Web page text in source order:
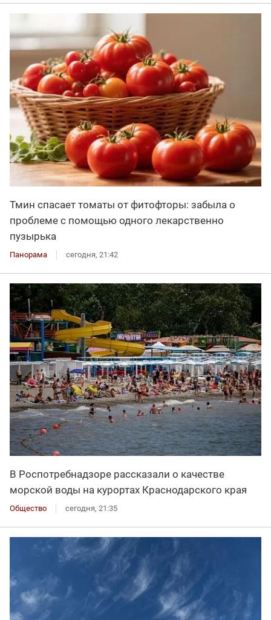
Тмин спасает томаты от фитофторы: забыла о
проблеме с помощью одного лекарственно
пузырька
Панорама сегодня, 21:42
В Роспотребнадзоре рассказали о качестве
морской воды на курортах Краснодарского края
Общество сегодня, 21:35